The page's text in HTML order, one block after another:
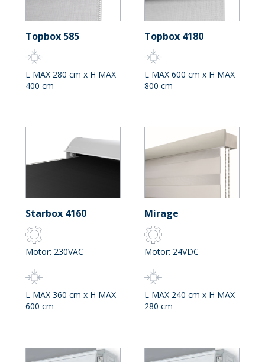
Topbox 585
L MAX 280 cm x H MAX
400 cm
Topbox 4180
L MAX 600 cm x H MAX
800 cm
Starbox 4160
Motor: 230VAC
L MAX 360 cm x H MAX
600 cm
Mirage
Motor: 24VDC
L MAX 240 cm x H MAX
280 cm